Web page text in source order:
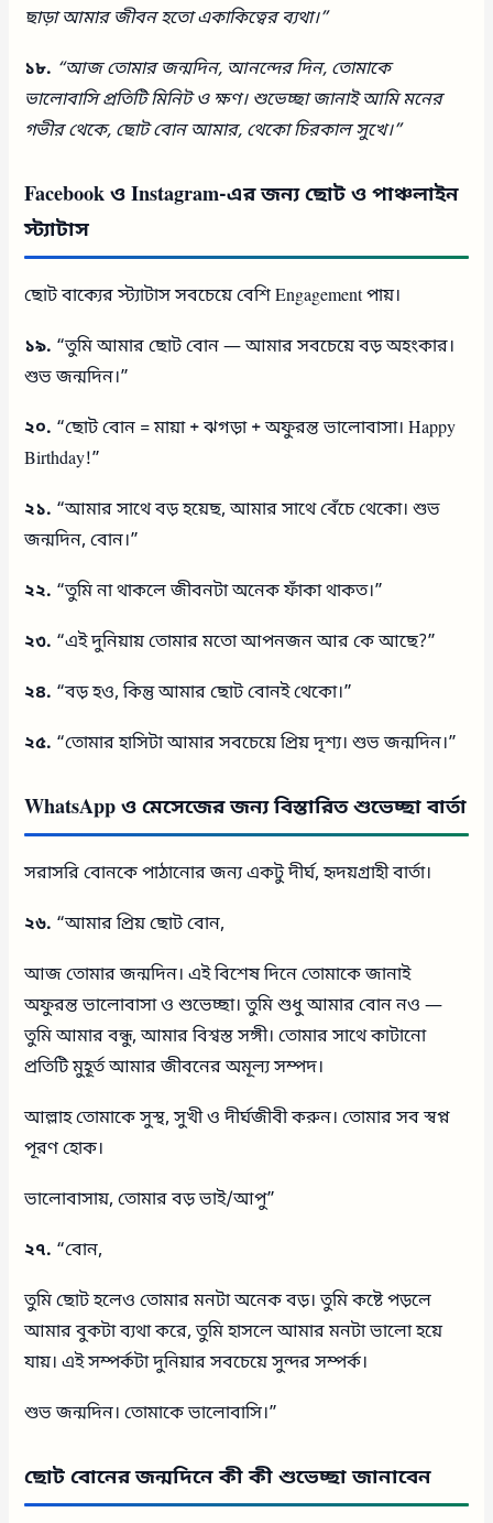
ছাড়া আমার জীবন হতো একাকিত্বের ব্যথা।”
১৮. “আজ তোমার জন্মদিন, আনন্দের দিন, তোমাকে
ভালোবাসি প্রতিটি মিনিট ও ক্ষণ। শুভেচ্ছা জানাই আমি মনের
গভীর থেকে, ছোট বোন আমার, থেকো চিরকাল সুখে।”
Facebook ও Instagram-এর জন্য ছোট ও পাঞ্চলাইন
স্ট্যাটাস
ছোট বাক্যের স্ট্যাটাস সবচেয়ে বেশি Engagement পায়।
১৯. “তুমি আমার ছোট বোন — আমার সবচেয়ে বড় অহংকার।
শুভ জন্মদিন।”
২০. “ছোট বোন = মায়া + ঝগড়া + অফুরন্ত ভালোবাসা। Happy
Birthday!”
২১. “আমার সাথে বড় হয়েছ, আমার সাথে বেঁচে থেকো। শুভ
জন্মদিন, বোন।”
২২. “তুমি না থাকলে জীবনটা অনেক ফাঁকা থাকত।”
২৩. “এই দুনিয়ায় তোমার মতো আপনজন আর কে আছে?”
২৪. “বড় হও, কিন্তু আমার ছোট বোনই থেকো।”
২৫. “তোমার হাসিটা আমার সবচেয়ে প্রিয় দৃশ্য। শুভ জন্মদিন।”
WhatsApp ও মেসেজের জন্য বিস্তারিত শুভেচ্ছা বার্তা
সরাসরি বোনকে পাঠানোর জন্য একটু দীর্ঘ, হৃদয়গ্রাহী বার্তা।
২৬. “আমার প্রিয় ছোট বোন,
আজ তোমার জন্মদিন। এই বিশেষ দিনে তোমাকে জানাই
অফুরন্ত ভালোবাসা ও শুভেচ্ছা। তুমি শুধু আমার বোন নও —
তুমি আমার বন্ধু, আমার বিশ্বস্ত সঙ্গী। তোমার সাথে কাটানো
প্রতিটি মুহূর্ত আমার জীবনের অমূল্য সম্পদ।
আল্লাহ তোমাকে সুস্থ, সুখী ও দীর্ঘজীবী করুন। তোমার সব স্বপ্ন
পূরণ হোক।
ভালোবাসায়, তোমার বড় ভাই/আপু”
২৭. “বোন,
তুমি ছোট হলেও তোমার মনটা অনেক বড়। তুমি কষ্টে পড়লে
আমার বুকটা ব্যথা করে, তুমি হাসলে আমার মনটা ভালো হয়ে
যায়। এই সম্পর্কটা দুনিয়ার সবচেয়ে সুন্দর সম্পর্ক।
শুভ জন্মদিন। তোমাকে ভালোবাসি।”
ছোট বোনের জন্মদিনে কী কী শুভেচ্ছা জানাবেন